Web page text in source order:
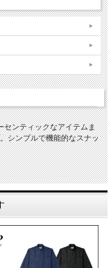
センティックなアイテムま
シンプルで機能的なスナッ